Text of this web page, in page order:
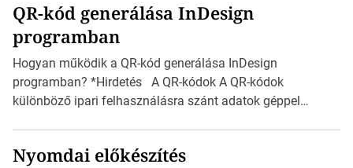
mutatja az A4-es papírlaphoz viszonyítva. Az amerikai és
észak-amerikai boríték méretére az ISO 216 nem
vonatkozik. Boríték méretének táblázata C0-tól […]
QR-kód generálása InDesign
programban
Hogyan működik a QR-kód generálása InDesign
programban? *Hirdetés A QR-kódok A QR-kódok
különböző ipari felhasználásra szánt adatok géppel
okostelefonjára telepíthet egy QR-kód-leolvasó
Nyomdai előkészítés